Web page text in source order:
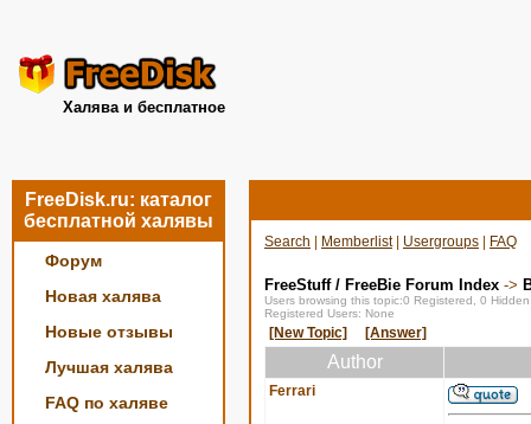
Халява и бесплатное
FreeDisk.ru: каталог
бесплатной халявы
Форум
Новая халява
Новые отзывы
Лучшая халява
FAQ по халяве
Search Memberlist| Usergroups FAQ
FreeStuff / FreeBie Forum Index ->
Users browsing this topic:0 Registered, 0
Registered Users: None
[New Topic] [Answer]
Author
Ferrari